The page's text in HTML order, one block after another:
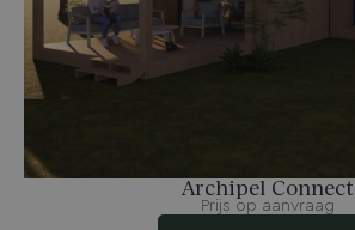
Archipel Connect
Prijs op aanvraag